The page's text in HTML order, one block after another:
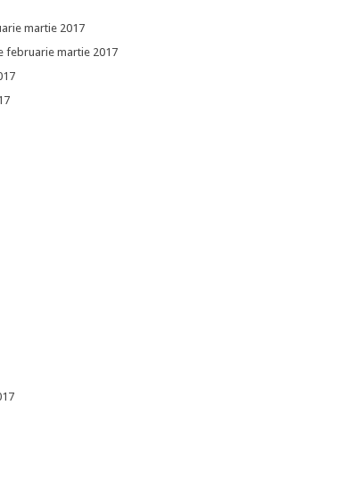
martie 2017
februarie martie 2017